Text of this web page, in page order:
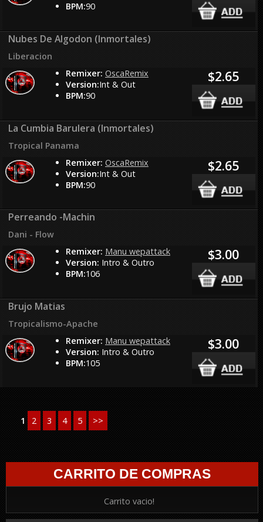
BPM:90
Nubes De Algodon (Inmortales)
Liberacion
Remixer: OscaRemix
Version:Int & Out
BPM:90
$2.65
La Cumbia Barulera (Inmortales)
Tropical Panama
Remixer: OscaRemix
Version:Int & Out
BPM:90
$2.65
Perreando -Machin
Dani - Flow
Remixer: Manu wepattack
Version: Intro & Outro
BPM:106
$3.00
Brujo Matias
Tropicalismo-Apache
Remixer: Manu wepattack
Version: Intro & Outro
BPM:105
$3.00
1 2 3 4 5 >>
CARRITO DE COMPRAS
Carrito vacio!